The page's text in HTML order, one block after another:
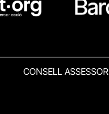
CONSELL ASSESSOR